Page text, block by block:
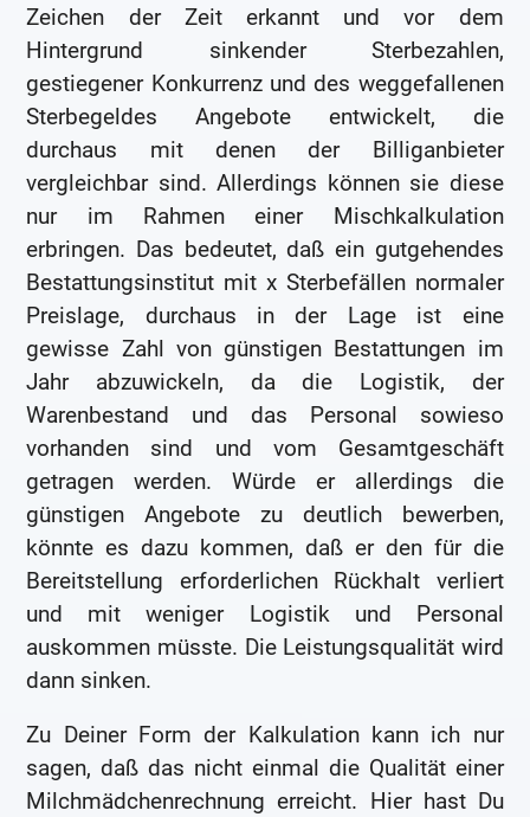
Zeichen der Zeit erkannt und vor dem
Hintergrund sinkender Sterbezahlen,
gestiegener Konkurrenz und des weggefallenen
Sterbegeldes Angebote entwickelt, die
durchaus mit denen der Billiganbieter
vergleichbar sind. Allerdings können sie diese
nur im Rahmen einer Mischkalkulation
erbringen. Das bedeutet, daß ein gutgehendes
Bestattungsinstitut mit x Sterbefällen normaler
Preislage, durchaus in der Lage ist eine
gewisse Zahl von günstigen Bestattungen im
Jahr abzuwickeln, da die Logistik, der
Warenbestand und das Personal sowieso
vorhanden sind und vom Gesamtgeschäft
getragen werden. Würde er allerdings die
günstigen Angebote zu deutlich bewerben,
könnte es dazu kommen, daß er den für die
Bereitstellung erforderlichen Rückhalt verliert
und mit weniger Logistik und Personal
auskommen müsste. Die Leistungsqualität wird
dann sinken.
Zu Deiner Form der Kalkulation kann ich nur
sagen, daß das nicht einmal die Qualität einer
Milchmädchenrechnung erreicht. Hier hast Du